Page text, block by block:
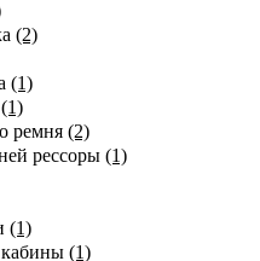
(2)
(1)
(1)
ремня (2)
рессоры (1)
(1)
(1)